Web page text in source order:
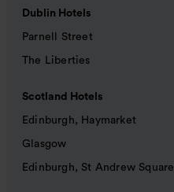
Dublin Hotels
Parnell Street
The Liberties
Scotland Hotels
Edinburgh, Haymarket
Glasgow
Edinburgh, St Andrew Square